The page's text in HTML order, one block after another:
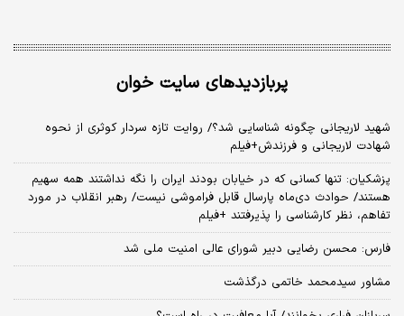
پربازدیدهای سایت خوان
شهید لاریجانی چگونه شناسایی شد؟/ روایت تازه سردار کوثری از نحوه
شهادت لاریجانی و فرزندش+فیلم
پزشکیان: تنها کسانی که در خیابان بودند ایران را نگه نداشتند همه سهیم
هستند/ حوادث دی‌ماه پارسال قابل فراموشی نیست/ رهبر انقلاب در مورد
تفاهم، نظر کارشناسی را پذیرفتند +فیلم
فارس: محسن رضایی دبیر شورای عالی امنیت ملی شد
مشاور سیدمحمد خاتمی درگذشت